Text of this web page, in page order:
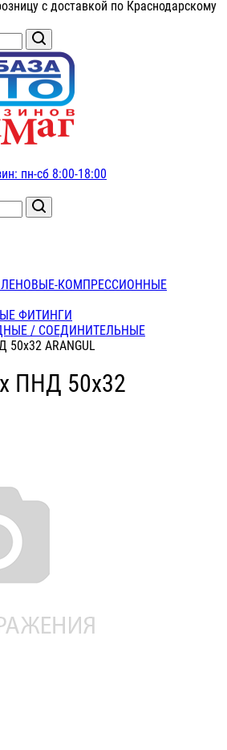
с доставкой по Краснодарскому
пн-сб 8:00-18:00
КОМПРЕССИОННЫЕ
ФИТИНГИ
/ СОЕДИНИТЕЛЬНЫЕ
ARANGUL
ПНД 50х32